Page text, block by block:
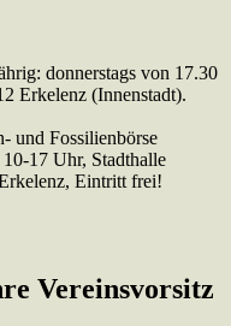
donnerstags von 17.30
Erkelenz (Innenstadt).
und Fossilienbörse
17 Uhr, Stadthalle
Eintritt frei!
Vereinsvorsitz